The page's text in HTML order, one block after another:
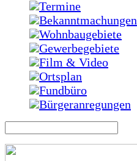
Termine
Bekanntmachungen
Wohnbaugebiete
Gewerbegebiete
Film & Video
Ortsplan
Fundbüro
Bürgeranregungen